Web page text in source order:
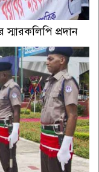
স্মারকলিপি প্রদান